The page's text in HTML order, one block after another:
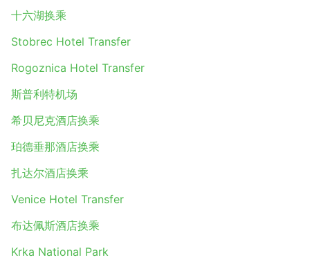
萨格勒布酒店换乘
Tisno Hotel Transfer
马卡尔斯卡酒店换乘
Sukosan Hotel Transfer
Stobrec Hotel Transfer
Croatia Shuttle 热门目的地
出租车的优点是不遵循固定的路线，将旅客送达想去的任何
地方。然而，根据运营商的数据，许多旅客选择Croatia
扎达尔 - 斯普利特
斯普利特 - 马卡斯卡
十六湖换乘
Stobrec Hotel Transfer
Rogoznica Hotel Transfer
斯普利特机场
希贝尼克酒店换乘
珀德垂那酒店换乘
扎达尔酒店换乘
Venice Hotel Transfer
布达佩斯酒店换乘
Krka National Park